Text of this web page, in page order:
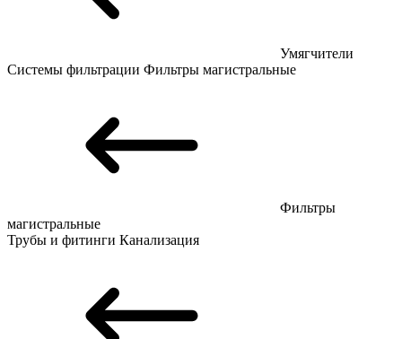
Умягчители
Системы фильтрации Фильтры магистральные
Фильтры
магистральные
Трубы и фитинги Канализация